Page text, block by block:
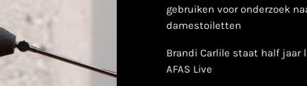
gebruiken voor onderzoek
damestoiletten
Brandi Carlile staat half jaar
AFAS Live